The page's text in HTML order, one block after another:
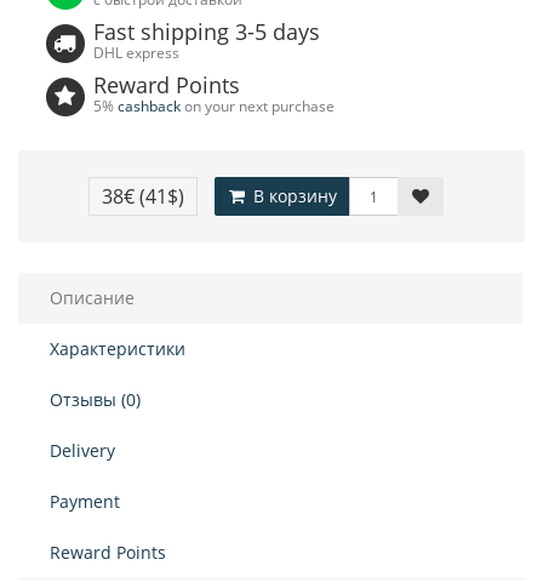
Fast shipping 3-5 days
DHL express
Reward Points
5%cashbackon your next purchase
38€(41$) В корзину
Описание
Характеристики
Отзывы (0)
Delivery
Payment
Reward Points